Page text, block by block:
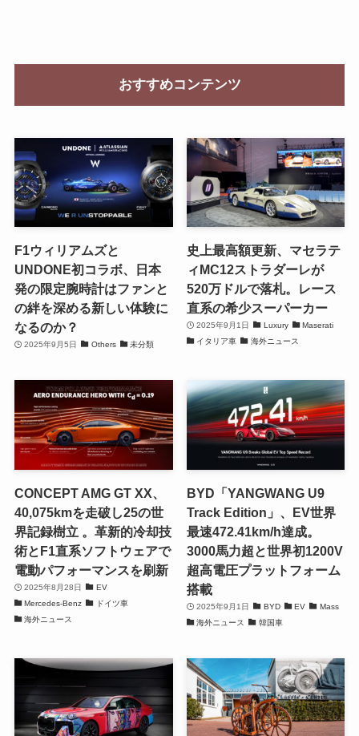
おすすめコンテンツ
F1ウィリアムズと
UNDONE初コラボ、日本
発の限定腕時計はファンと
の絆を深める新しい体験に
なるのか？
2025年9月5日 Others 未分類
史上最高額更新、マセラテ
ィMC12ストラダーレが
520万ドルで落札。レース
直系の希少スーパーカー
2025年9月1日 Luxury
Maserati
イタリア車
海外ニュース
CONCEPT AMG GT XX、
40,075kmを走破し25の世
界記録樹立 。革新的冷却技
術とF1直系ソフトウェアで
電動パフォーマンスを刷新
2025年8月28日
EV
Mercedes-Benz
ドイツ車
海外ニュース
BYD「YANGWANG U9
Track Edition」、EV世界
最速472.41km/h達成。
3000馬力超と世界初1200V
超高電圧プラットフォーム
搭載
2025年9月1日 BYD EV
Mass
海外ニュース
韓国車